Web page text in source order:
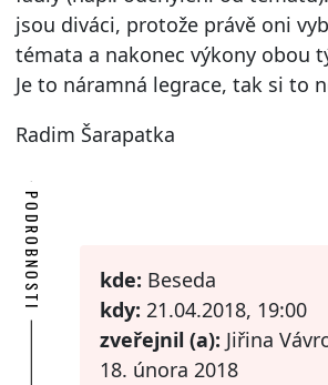
jsou diváci, protože právě oni
témata a nakonec výkony obou
Je to náramná legrace, tak si to
Radim Šarapatka
PODROBNOSTI kde: Beseda
kdy: 21.04.2018, 19:00
zveřejnil (a): Jiřina
18. února 2018